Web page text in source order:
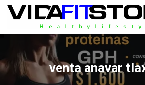
venta anavar